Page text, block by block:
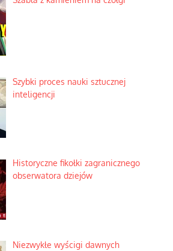
Szybki proces nauki sztucznej
inteligencji
Historyczne fikołki zagranicznego
obserwatora dziejów
Niezwykłe wyścigi dawnych